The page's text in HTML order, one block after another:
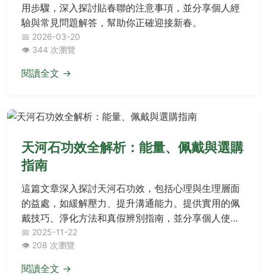
用步驟，深入探討貼春聯的注意事項，並分享個人經
驗與常見問題解答，幫助你正確迎接新春。
📅 2026-03-20
👁️ 344 次瀏覽
閱讀全文 →
天河石功效全解析：能量、佩戴與選購
指南
這篇文章深入探討天河石功效，包括心理與生理層面
的益處，如緩解壓力、提升溝通能力。提供實用的佩
戴技巧、淨化方法和真假辨別指南，並分享個人使用
經驗，幫助您全面了解天河石，解決所有相關疑問。
📅 2025-11-22
👁️ 208 次瀏覽
閱讀全文 →